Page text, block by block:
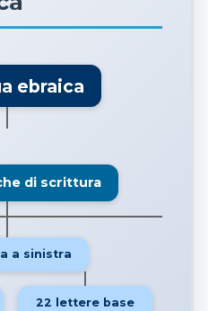
ebraica
di scrittura
a sinistra
22 lettere base